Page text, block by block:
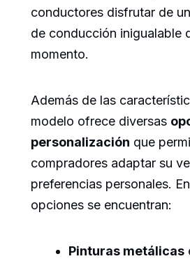
conductores disfrutar de
de conducción inigualable
momento.
Además de las
modelo ofrece diversas
personalización que
compradores adaptar su
preferencias personales.
opciones se encuentran:
Pinturas metálicas